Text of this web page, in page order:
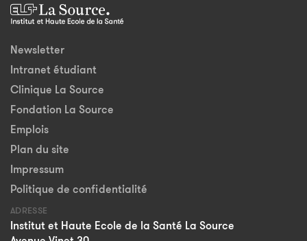
Newsletter
Intranet étudiant
Clinique La Source
Fondation La Source
Emplois
Plan du site
Impressum
Politique de confidentialité
ADRESSE
Institut et Haute Ecole de la Santé La Source